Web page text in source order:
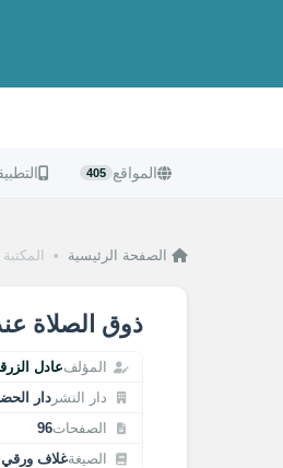
المواقع 405
الصفحة الرئيسية • المكتبة
ذوق الصلاة
المؤلفعادل
دار النشر دار
الصفحات96
الصيغةغلاف ورقي